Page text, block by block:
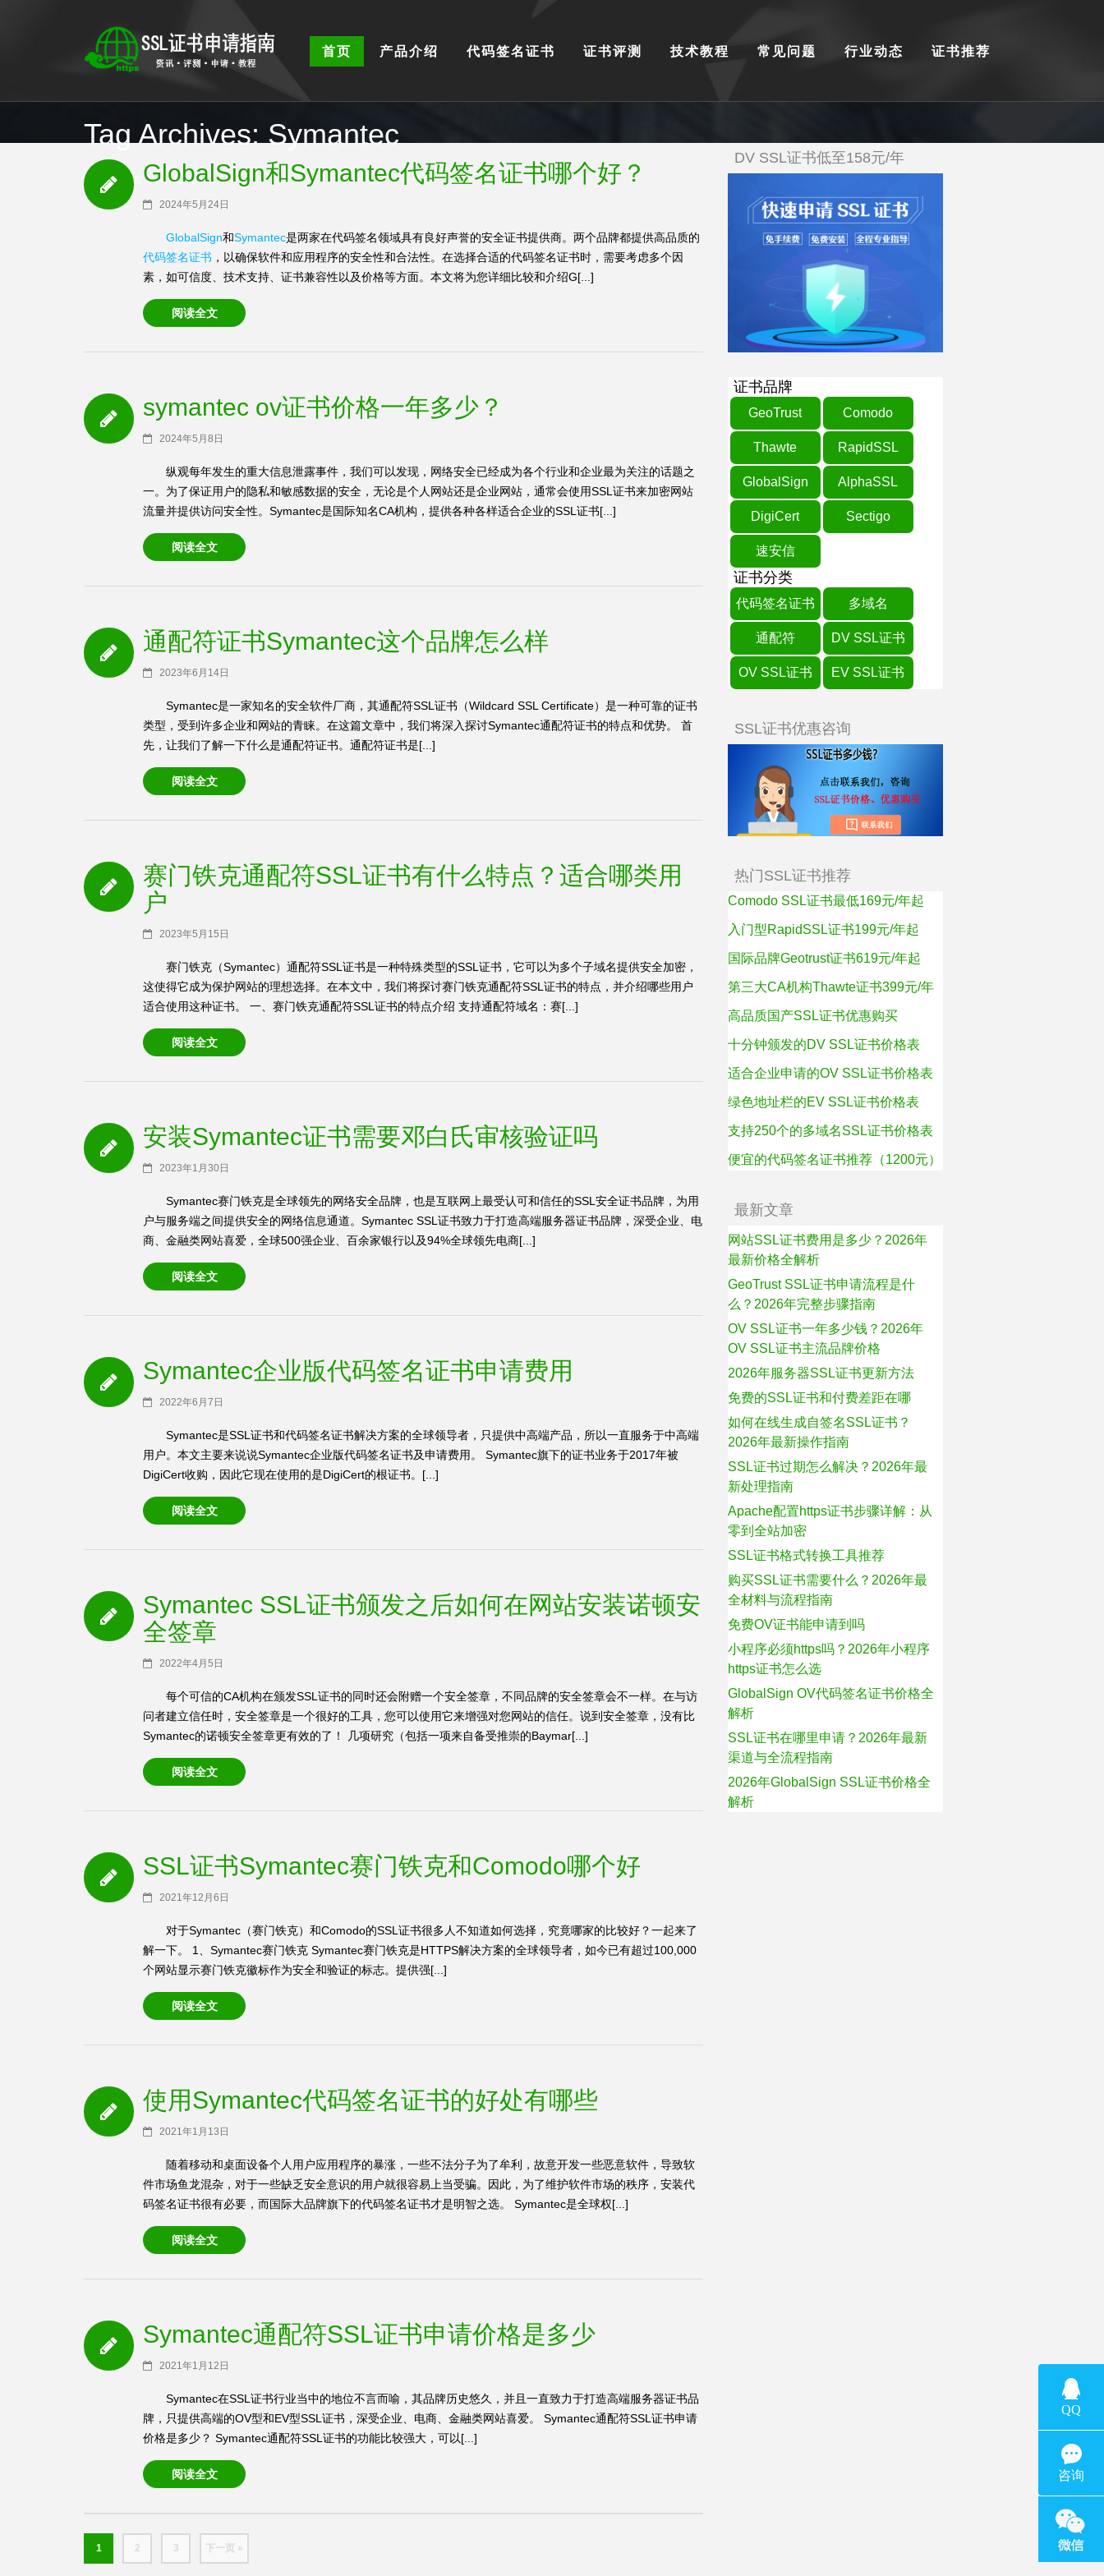
首页 产品介绍 代码签名证书 证书评测 技术教程 常见问题 行业动态 证书推荐
Tag Archives: Symantec
SSL证书首页 Symantec
GlobalSign和Symantec代码签名证书哪个好？
2024年5月24日
GlobalSign和Symantec是两家在代码签名领域具有良好声誉的安全证书提供商。两个品牌都提供高品质的
代码签名证书 ，以确保软件和应用程序的安全性和合法性。在选择合适的代码签名证书时，需要考虑多个因
素，如可信度、技术支持、证书兼容性以及价格等方面。本文将为您详细比较和介绍G[...]
阅读全文
symantec ov证书价格一年多少？
2024年5月8日
纵观每年发生的重大信息泄露事件，我们可以发现，网络安全已经成为各个行业和企业最为关注的话题之
一。为了保证用户的隐私和敏感数据的安全，无论是个人网站还是企业网站，通常会使用SSL证书来加密网站
流量并提供访问安全性。Symantec是国际知名CA机构，提供各种各样适合企业的SSL证书[...]
阅读全文
通配符证书Symantec这个品牌怎么样
2023年6月14日
Symantec是一家知名的安全软件厂商，其通配符SSL证书（Wildcard SSL Certificate）是一种可靠的证书
类型，受到许多企业和网站的青睐。在这篇文章中，我们将深入探讨Symantec通配符证书的特点和优势。 首
先，让我们了解一下什么是通配符证书。通配符证书是[...]
阅读全文
赛门铁克通配符SSL证书有什么特点？适合哪类用
户
2023年5月15日
赛门铁克（Symantec）通配符SSL证书是一种特殊类型的SSL证书，它可以为多个子域名提供安全加密，
这使得它成为保护网站的理想选择。在本文中，我们将探讨赛门铁克通配符SSL证书的特点，并介绍哪些用户
适合使用这种证书。 一、赛门铁克通配符SSL证书的特点介绍 支持通配符域名：赛[...]
阅读全文
安装Symantec证书需要邓白氏审核验证吗
2023年1月30日
Symantec赛门铁克是全球领先的网络安全品牌，也是互联网上最受认可和信任的SSL安全证书品牌，为用
户与服务端之间提供安全的网络信息通道。Symantec SSL证书致力于打造高端服务器证书品牌，深受企业、电
商、金融类网站喜爱，全球500强企业、百余家银行以及94%全球领先电商[...]
阅读全文
Symantec企业版代码签名证书申请费用
2022年6月7日
Symantec是SSL证书和代码签名证书解决方案的全球领导者，只提供中高端产品，所以一直服务于中高端
用户。本文主要来说说Symantec企业版代码签名证书及申请费用。 Symantec旗下的证书业务于2017年被
DigiCert收购，因此它现在使用的是DigiCert的根证书。[...]
阅读全文
Symantec SSL证书颁发之后如何在网站安装诺顿安
全签章
2022年4月5日
每个可信的CA机构在颁发SSL证书的同时还会附赠一个安全签章，不同品牌的安全签章会不一样。在与访
问者建立信任时，安全签章是一个很好的工具，您可以使用它来增强对您网站的信任。说到安全签章，没有比
Symantec的诺顿安全签章更有效的了！ 几项研究（包括一项来自备受推崇的Baymar[...]
阅读全文
SSL证书Symantec赛门铁克和Comodo哪个好
2021年12月6日
对于Symantec（赛门铁克）和Comodo的SSL证书很多人不知道如何选择，究竟哪家的比较好？一起来了
解一下。 1、Symantec赛门铁克 Symantec赛门铁克是HTTPS解决方案的全球领导者，如今已有超过100,000
个网站显示赛门铁克徽标作为安全和验证的标志。提供强[...]
阅读全文
使用Symantec代码签名证书的好处有哪些
2021年1月13日
随着移动和桌面设备个人用户应用程序的暴涨，一些不法分子为了牟利，故意开发一些恶意软件，导致软
件市场鱼龙混杂，对于一些缺乏安全意识的用户就很容易上当受骗。因此，为了维护软件市场的秩序，安装代
码签名证书很有必要，而国际大品牌旗下的代码签名证书才是明智之选。 Symantec是全球权[...]
阅读全文
Symantec通配符SSL证书申请价格是多少
2021年1月12日
Symantec在SSL证书行业当中的地位不言而喻，其品牌历史悠久，并且一直致力于打造高端服务器证书品
牌，只提供高端的OV型和EV型SSL证书，深受企业、电商、金融类网站喜爱。 Symantec通配符SSL证书申请
价格是多少？ Symantec通配符SSL证书的功能比较强大，可以[...]
阅读全文
1 2 3 下一页 »
DV SSL证书低至158元/年
证书品牌
GeoTrust Comodo
Thawte RapidSSL
GlobalSign AlphaSSL
DigiCert Sectigo
速安信
证书分类
代码签名证书 多域名
通配符 DV SSL证书
OV SSL证书 EV SSL证书
SSL证书优惠咨询
热门SSL证书推荐
Comodo SSL证书最低169元/年起
入门型RapidSSL证书199元/年起
国际品牌Geotrust证书619元/年起
第三大CA机构Thawte证书399元/年
高品质国产SSL证书优惠购买
十分钟颁发的DV SSL证书价格表
适合企业申请的OV SSL证书价格表
绿色地址栏的EV SSL证书价格表
支持250个的多域名SSL证书价格表
便宜的代码签名证书推荐（1200元）
最新文章
网站SSL证书费用是多少？2026年
最新价格全解析
GeoTrust SSL证书申请流程是什
么？2026年完整步骤指南
OV SSL证书一年多少钱？2026年
OV SSL证书主流品牌价格
2026年服务器SSL证书更新方法
免费的SSL证书和付费差距在哪
如何在线生成自签名SSL证书？
2026年最新操作指南
SSL证书过期怎么解决？2026年最
新处理指南
Apache配置https证书步骤详解：从
零到全站加密
SSL证书格式转换工具推荐
购买SSL证书需要什么？2026年最
全材料与流程指南
免费OV证书能申请到吗
小程序必须https吗？2026年小程序
https证书怎么选
GlobalSign OV代码签名证书价格全
解析
SSL证书在哪里申请？2026年最新
渠道与全流程指南
2026年GlobalSign SSL证书价格全
解析